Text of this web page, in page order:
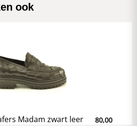
ook
Madam zwart leer 80,00